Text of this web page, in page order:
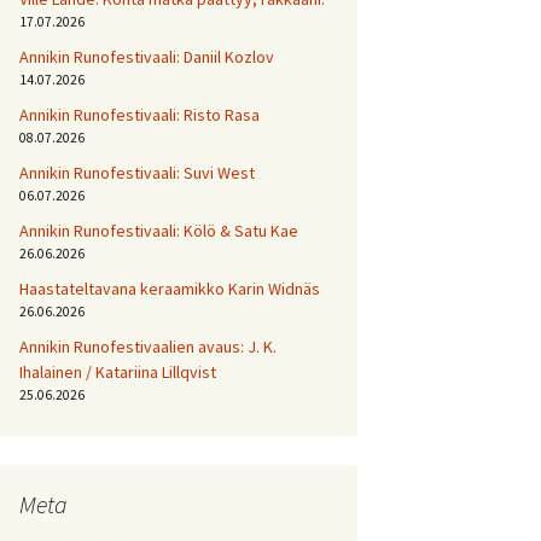
17.07.2026
Annikin Runofestivaali: Daniil Kozlov
14.07.2026
Annikin Runofestivaali: Risto Rasa
08.07.2026
Annikin Runofestivaali: Suvi West
06.07.2026
Annikin Runofestivaali: Kölö & Satu Kae
26.06.2026
Haastateltavana keraamikko Karin Widnäs
26.06.2026
Annikin Runofestivaalien avaus: J. K.
Ihalainen / Katariina Lillqvist
25.06.2026
Meta